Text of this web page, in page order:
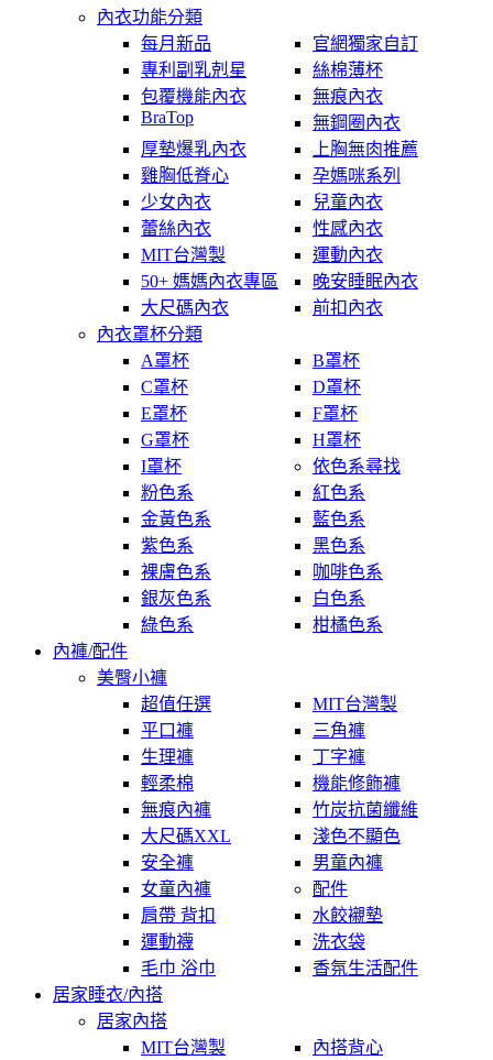
內衣功能分類
每月新品
官網獨家自訂
專利副乳剋星
絲棉薄杯
包覆機能內衣
無痕內衣
BraTop
無鋼圈內衣
厚墊爆乳內衣
上胸無肉推薦
雞胸低脊心
孕媽咪系列
少女內衣
兒童內衣
蕾絲內衣
性感內衣
MIT台灣製
運動內衣
50+ 媽媽內衣專區
晚安睡眠內衣
大尺碼內衣
前扣內衣
內衣罩杯分類
A罩杯
B罩杯
C罩杯
D罩杯
E罩杯
F罩杯
G罩杯
H罩杯
I罩杯
依色系尋找
粉色系
紅色系
金黃色系
藍色系
紫色系
黑色系
裸膚色系
咖啡色系
銀灰色系
白色系
綠色系
柑橘色系
內褲/配件
美臀小褲
超值任選
MIT台灣製
平口褲
三角褲
生理褲
丁字褲
輕柔棉
機能修飾褲
無痕內褲
竹炭抗菌纖維
大尺碼XXL
淺色不顯色
安全褲
男童內褲
女童內褲
配件
肩帶 背扣
水餃襯墊
運動襪
洗衣袋
毛巾 浴巾
香氛生活配件
居家睡衣/內搭
居家內搭
MIT台灣製
內搭背心